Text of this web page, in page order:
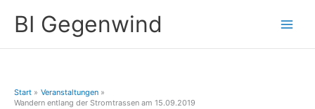
InhaltBI Gegenwind
Start
Veranstaltungen
Wandern entlang der Stromtrassen am 15.09.2019
c
v